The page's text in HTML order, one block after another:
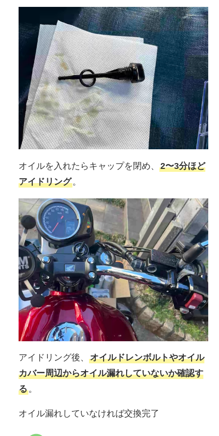
オイルを入れたらキャップを閉め、2〜3分ほど
アイドリング。
アイドリング後、オイルドレンボルトやオイル
カバー周辺からオイル漏れしていないか確認す
る。
オイル漏れしていなければ交換完了